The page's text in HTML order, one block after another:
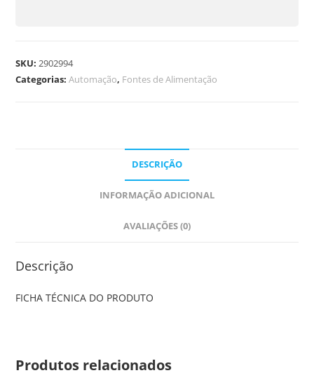
SKU: 2902994
Categorias:Automação, Fontes de Alimentação
DESCRIÇÃO
INFORMAÇÃO ADICIONAL
AVALIAÇÕES (0)
Descrição
FICHA TÉCNICA DO PRODUTO
Produtos relacionados